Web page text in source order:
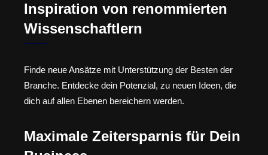
Inspiration von renommierten
Wissenschaftlern
Finde neue Ansätze mit Unterstützung der Besten der
Branche. Entdecke dein Potenzial, zu neuen Ideen, die
dich auf allen Ebenen bereichern werden.
Maximale Zeitersparnis für Dein